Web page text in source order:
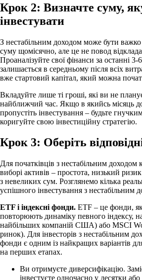
Крок 2: Визначте суму,
інвестувати
З нестабільним доходом може бути важко
суму щомісячно, але це не повод
Проаналізуйте свої фінанси за останні 3-
залишається в середньому після всіх
вже стартовий капітал, який можна
Вкладуйте лише ті гроші, які ви не
найближчий час. Якщо в якийсь місяць
пропустіть інвестування – будьте
коригуйте свою інвестиційну стратегію.
Крок 3: Оберіть
Для початківців з нестабільним доходом
виборі активів – простота, низький
з невеликих сум. Розглянемо кілька
успішного інвестування з нестабільним
ETF і індексні фонди. ETF – це фонди,
повторюють динаміку певного індексу,
найбільших компаній США) або MSCI
ринок). Для інвесторів з нестабільним
фонди є одним із найкращих варіантів
на перших етапах.
Ви отримуєте диверсифікацію.
інвестуєте одночасно у десятки